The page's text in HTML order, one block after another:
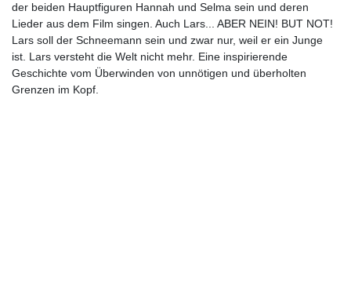
der beiden Hauptfiguren Hannah und Selma sein und deren
Lieder aus dem Film singen. Auch Lars... ABER NEIN! BUT NOT!
Lars soll der Schneemann sein und zwar nur, weil er ein Junge
ist. Lars versteht die Welt nicht mehr. Eine inspirierende
Geschichte vom Überwinden von unnötigen und überholten
Grenzen im Kopf.